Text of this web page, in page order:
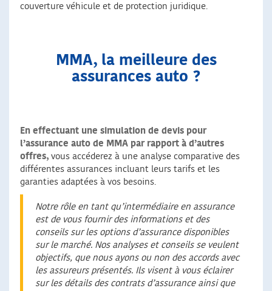
couverture véhicule et de protection juridique.
MMA, la meilleure des
assurances auto ?
En effectuant une simulation de devis pour
l’assurance auto de MMA par rapport à d’autres
offres, vous accéderez à une analyse comparative des
différentes assurances incluant leurs tarifs et les
garanties adaptées à vos besoins.
Notre rôle en tant qu’intermédiaire en assurance
est de vous fournir des informations et des
conseils sur les options d’assurance disponibles
sur le marché. Nos analyses et conseils se veulent
objectifs, que nous ayons ou non des accords avec
les assureurs présentés. Ils visent à vous éclairer
sur les détails des contrats d’assurance ainsi que